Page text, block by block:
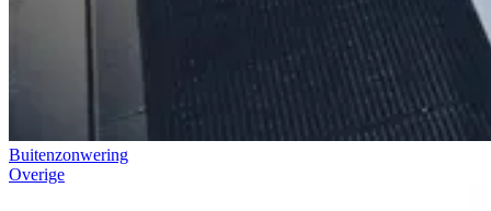
Buitenzonwering
Overige